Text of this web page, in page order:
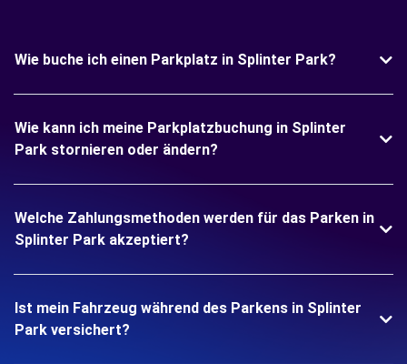
Wie buche ich einen Parkplatz in Splinter Park?
Wie kann ich meine Parkplatzbuchung in Splinter
Park stornieren oder ändern?
Welche Zahlungsmethoden werden für das Parken in
Splinter Park akzeptiert?
Ist mein Fahrzeug während des Parkens in Splinter
Park versichert?